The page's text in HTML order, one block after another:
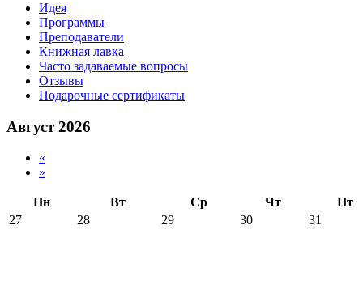
Идея
Программы
Преподаватели
Книжная лавка
Часто задаваемые вопросы
Отзывы
Подарочные сертификаты
Август 2026
«
»
Пн Вт Ср Чт
Пт
27
28 29 30 31